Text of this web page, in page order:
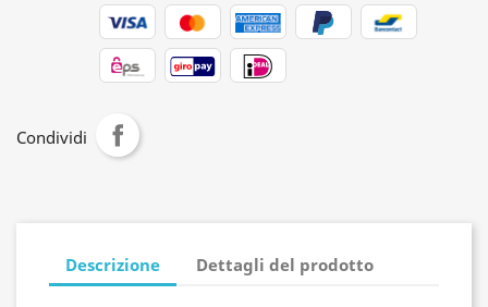
Condividi
Descrizione Dettagli del prodotto